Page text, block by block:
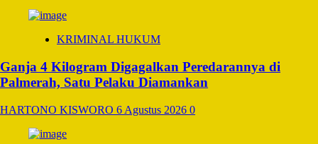
dan
Polres
Amankan
Lima
Pelaku
KRIMINAL HUKUM
Ganja 4 Kilogram Digagalkan Peredarannya di
Palmerah, Satu Pelaku Diamankan
HARTONO KISWORO 6 Agustus 2026 0